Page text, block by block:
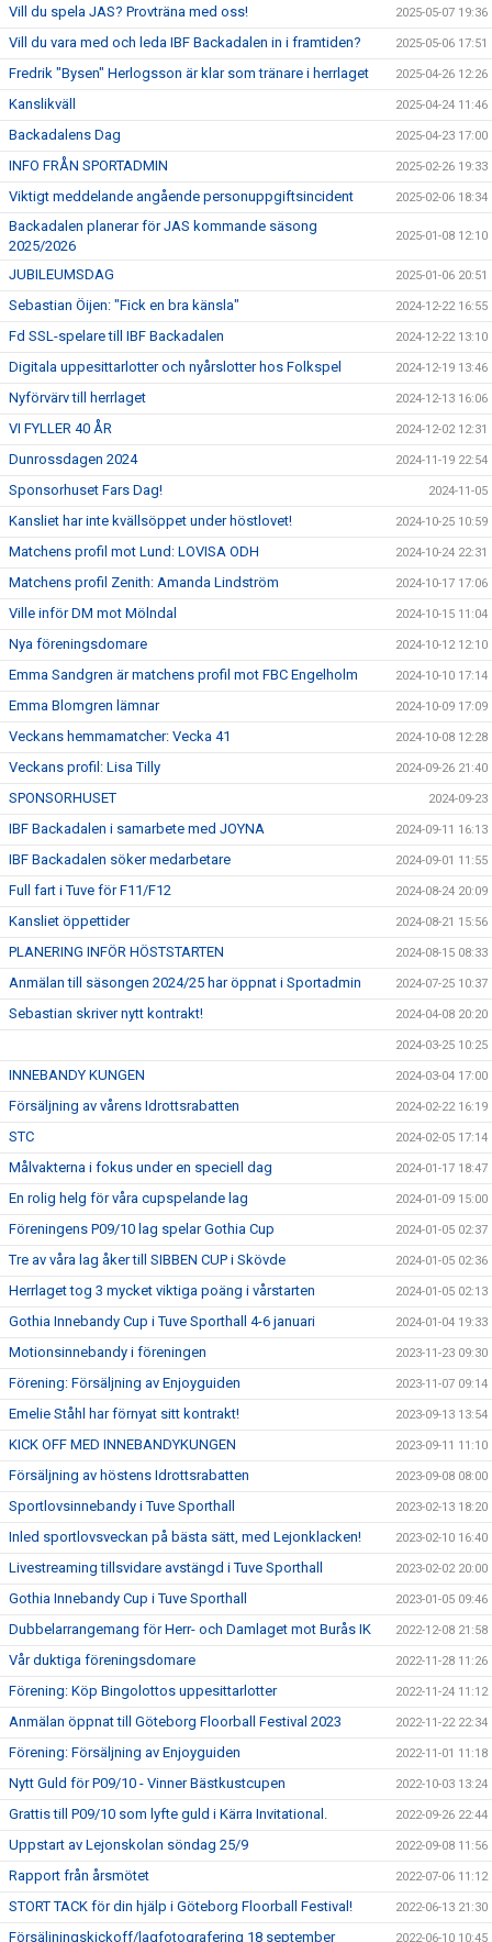
Vill du spela JAS? Provträna med oss! 2025-05-07 19:36
Vill du vara med och leda IBF Backadalen in i framtiden? 2025-05-06 17:51
Fredrik "Bysen" Herlogsson är klar som tränare i herrlaget 2025-04-26 12:26
Kanslikväll 2025-04-24 11:46
Backadalens Dag 2025-04-23 17:00
INFO FRÅN SPORTADMIN 2025-02-26 19:33
Viktigt meddelande angående personuppgiftsincident 2025-02-06 18:34
Backadalen planerar för JAS kommande säsong
2025/2026
2025-01-08 12:10
JUBILEUMSDAG 2025-01-06 20:51
Sebastian Öijen: "Fick en bra känsla" 2024-12-22 16:55
Fd SSL-spelare till IBF Backadalen 2024-12-22 13:10
Digitala uppesittarlotter och nyårslotter hos Folkspel 2024-12-19 13:46
Nyförvärv till herrlaget 2024-12-13 16:06
VI FYLLER 40 ÅR 2024-12-02 12:31
Dunrossdagen 2024 2024-11-19 22:54
Sponsorhuset Fars Dag! 2024-11-05
Kansliet har inte kvällsöppet under höstlovet! 2024-10-25 10:59
Matchens profil mot Lund: LOVISA ODH 2024-10-24 22:31
Matchens profil Zenith: Amanda Lindström 2024-10-17 17:06
Ville inför DM mot Mölndal 2024-10-15 11:04
Nya föreningsdomare 2024-10-12 12:10
Emma Sandgren är matchens profil mot FBC Engelholm 2024-10-10 17:14
Emma Blomgren lämnar 2024-10-09 17:09
Veckans hemmamatcher: Vecka 41 2024-10-08 12:28
Veckans profil: Lisa Tilly 2024-09-26 21:40
SPONSORHUSET 2024-09-23
IBF Backadalen i samarbete med JOYNA 2024-09-11 16:13
IBF Backadalen söker medarbetare 2024-09-01 11:55
Full fart i Tuve för F11/F12 2024-08-24 20:09
Kansliet öppettider 2024-08-21 15:56
PLANERING INFÖR HÖSTSTARTEN 2024-08-15 08:33
Anmälan till säsongen 2024/25 har öppnat i Sportadmin 2024-07-25 10:37
Sebastian skriver nytt kontrakt! 2024-04-08 20:20
2024-03-25 10:25
INNEBANDY KUNGEN 2024-03-04 17:00
Försäljning av vårens Idrottsrabatten 2024-02-22 16:19
STC 2024-02-05 17:14
Målvakterna i fokus under en speciell dag 2024-01-17 18:47
En rolig helg för våra cupspelande lag 2024-01-09 15:00
Föreningens P09/10 lag spelar Gothia Cup 2024-01-05 02:37
Tre av våra lag åker till SIBBEN CUP i Skövde 2024-01-05 02:36
Herrlaget tog 3 mycket viktiga poäng i vårstarten 2024-01-05 02:13
Gothia Innebandy Cup i Tuve Sporthall 4-6 januari 2024-01-04 19:33
Motionsinnebandy i föreningen 2023-11-23 09:30
Förening: Försäljning av Enjoyguiden 2023-11-07 09:14
Emelie Ståhl har förnyat sitt kontrakt! 2023-09-13 13:54
KICK OFF MED INNEBANDYKUNGEN 2023-09-11 11:10
Försäljning av höstens Idrottsrabatten 2023-09-08 08:00
Sportlovsinnebandy i Tuve Sporthall 2023-02-13 18:20
Inled sportlovsveckan på bästa sätt, med Lejonklacken! 2023-02-10 16:40
Livestreaming tillsvidare avstängd i Tuve Sporthall 2023-02-02 20:00
Gothia Innebandy Cup i Tuve Sporthall 2023-01-05 09:46
Dubbelarrangemang för Herr- och Damlaget mot Burås IK 2022-12-08 21:58
Vår duktiga föreningsdomare 2022-11-28 11:26
Förening: Köp Bingolottos uppesittarlotter 2022-11-24 11:12
Anmälan öppnat till Göteborg Floorball Festival 2023 2022-11-22 22:34
Förening: Försäljning av Enjoyguiden 2022-11-01 11:18
Nytt Guld för P09/10 - Vinner Bästkustcupen 2022-10-03 13:24
Grattis till P09/10 som lyfte guld i Kärra Invitational. 2022-09-26 22:44
Uppstart av Lejonskolan söndag 25/9 2022-09-08 11:56
Rapport från årsmötet 2022-07-06 11:12
STORT TACK för din hjälp i Göteborg Floorball Festival! 2022-06-13 21:30
Försäljningskickoff/lagfotografering 18 september 2022-06-10 10:45